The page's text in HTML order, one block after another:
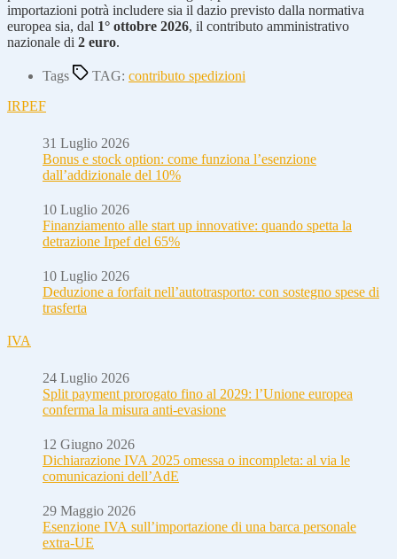
importazioni potrà includere sia il dazio previsto dalla normativa
europea sia, dal 1° ottobre 2026, il contributo amministrativo
nazionale di 2 euro.
Tags TAG: contributo spedizioni
IRPEF
31 Luglio 2026
Bonus e stock option: come funziona l’esenzione
dall’addizionale del 10%
10 Luglio 2026
Finanziamento alle start up innovative: quando spetta la
detrazione Irpef del 65%
10 Luglio 2026
Deduzione a forfait nell’autotrasporto: con sostegno spese di
trasferta
IVA
24 Luglio 2026
Split payment prorogato fino al 2029: l’Unione europea
conferma la misura anti-evasione
12 Giugno 2026
Dichiarazione IVA 2025 omessa o incompleta: al via le
comunicazioni dell’AdE
29 Maggio 2026
Esenzione IVA sull’importazione di una barca personale
extra-UE